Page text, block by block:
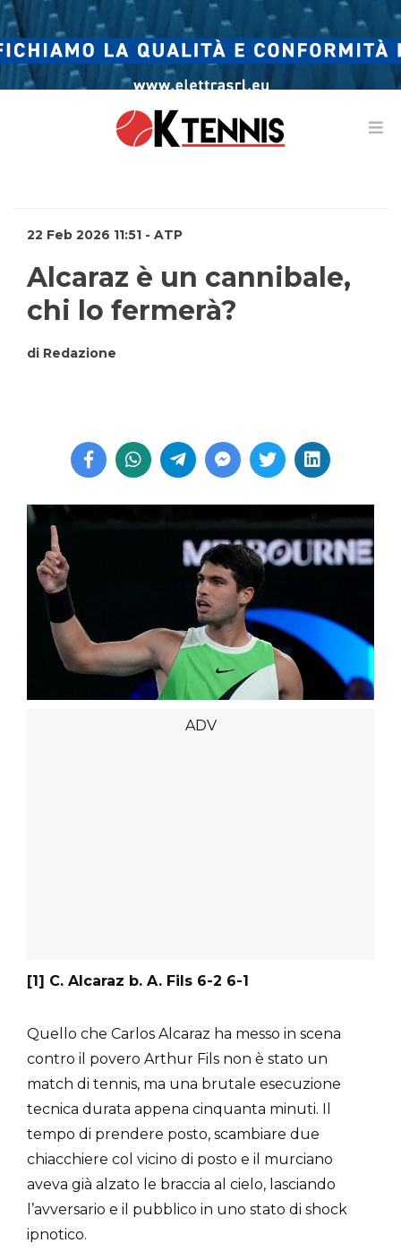
22 Feb 2026 11:51 - ATP
Alcaraz è un cannibale,
chi lo fermerà?
di Redazione
[1] C. Alcaraz b. A. Fils 6-2 6-1
Quello che Carlos Alcaraz ha messo in scena
contro il povero Arthur Fils non è stato un
match di tennis, ma una brutale esecuzione
tecnica durata appena cinquanta minuti. Il
tempo di prendere posto, scambiare due
chiacchiere col vicino di posto e il murciano
aveva già alzato le braccia al cielo, lasciando
l’avversario e il pubblico in uno stato di shock
ipnotico.